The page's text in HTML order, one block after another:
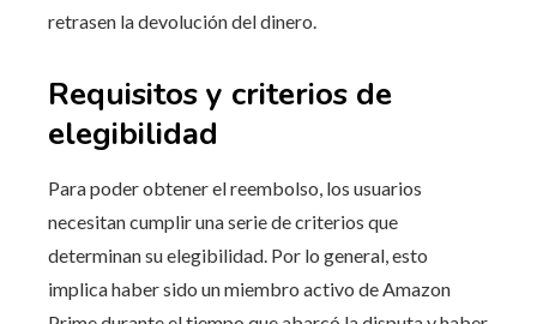
retrasen la devolución del dinero.
Requisitos y criterios de
elegibilidad
Para poder obtener el reembolso, los usuarios
necesitan cumplir una serie de criterios que
determinan su elegibilidad. Por lo general, esto
implica haber sido un miembro activo de Amazon